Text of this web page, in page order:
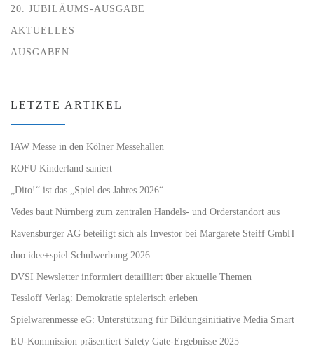
20. JUBILÄUMS-AUSGABE
AKTUELLES
AUSGABEN
LETZTE ARTIKEL
IAW Messe in den Kölner Messehallen
ROFU Kinderland saniert
„Dito!“ ist das „Spiel des Jahres 2026“
Vedes baut Nürnberg zum zentralen Handels- und Orderstandort aus
Ravensburger AG beteiligt sich als Investor bei Margarete Steiff GmbH
duo idee+spiel Schulwerbung 2026
DVSI Newsletter informiert detailliert über aktuelle Themen
Tessloff Verlag: Demokratie spielerisch erleben
Spielwarenmesse eG: Unterstützung für Bildungsinitiative Media Smart
EU-Kommission präsentiert Safety Gate-Ergebnisse 2025